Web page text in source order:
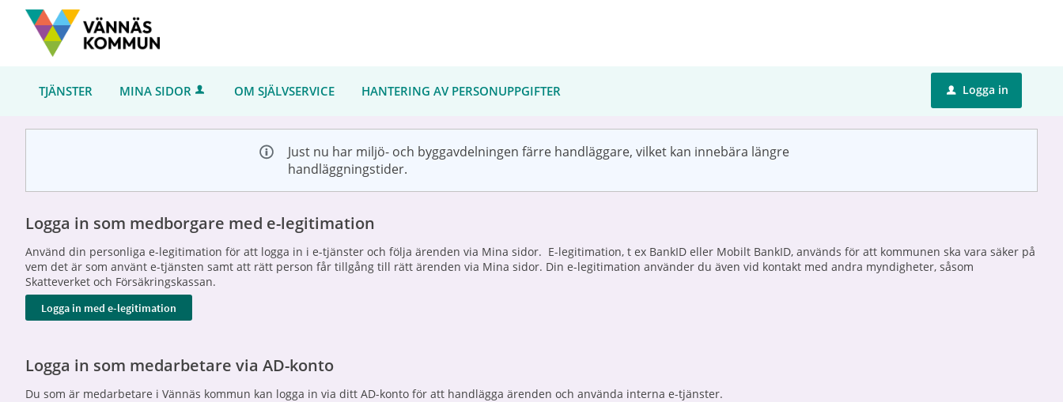
Välkommen
Självservice
VännäsTJÄNSTER MINA SIDOR OM SJÄLVSERVICE HANTERING AV PERSONUPPGIFTER u Logga in
Just nu har miljö- och byggavdelningen färre handläggare, vilket kan innebära längre
handläggningstider.
Logga in som medborgare med e-legitimation
Använd din personliga e-legitimation för att logga in i e-tjänster och följa ärenden via Mina sidor. E-legitimation, t ex BankID eller Mobilt BankID, används för att kommunen ska vara säker på
vem det är som använt e-tjänsten samt att rätt person får tillgång till rätt ärenden via Mina sidor. Din e-legitimation använder du även vid kontakt med andra myndigheter, såsom
Skatteverket och Försäkringskassan.
Logga in som medarbetare via AD-konto
Du som är medarbetare i Vännäs kommun kan logga in via ditt AD-konto för att handlägga ärenden och använda interna e-tjänster.